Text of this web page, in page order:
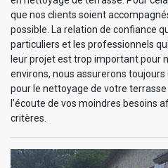
que nos clients soient
possible. La relation de confiance
particuliers et les professionnels
leur projet est trop important pour
environs, nous assurerons
pour le nettoyage de votre
l’écoute de vos moindres besoins
critères.